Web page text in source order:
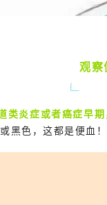
观察
类炎症或者癌症早
黑色，这都是便血